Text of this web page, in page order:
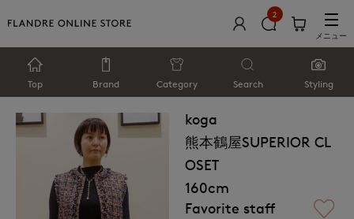
2
メニュー
Top Brand Category Search Styling
koga
熊本鶴屋SUPERIOR CL
OSET
160cm
Favorite staff